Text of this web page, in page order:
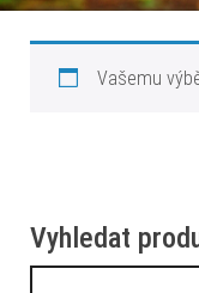
Vašemu
Vyhledat